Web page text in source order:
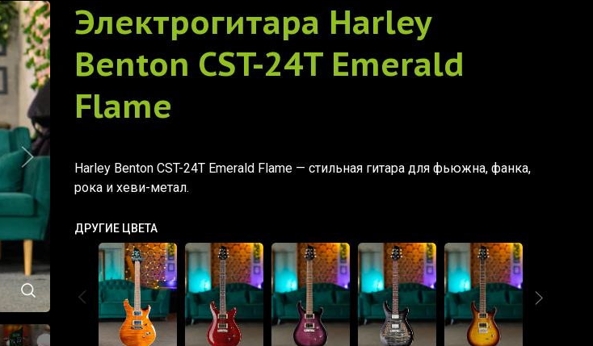
Электрогитара Harley
Benton CST-24T Emerald
Flame
Harley Benton CST-24T Emerald Flame — стильная гитара для фьюжна, фанка,
рока и хеви-метал.
ДРУГИЕ ЦВЕТА